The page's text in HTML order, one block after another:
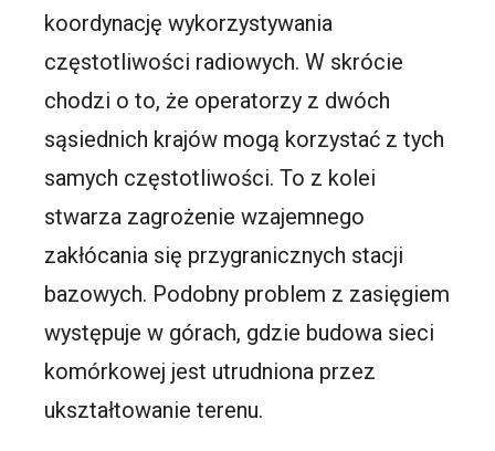
koordynację wykorzystywania
częstotliwości radiowych. W skrócie
chodzi o to, że operatorzy z dwóch
sąsiednich krajów mogą korzystać z tych
samych częstotliwości. To z kolei
stwarza zagrożenie wzajemnego
zakłócania się przygranicznych stacji
bazowych. Podobny problem z zasięgiem
występuje w górach, gdzie budowa sieci
komórkowej jest utrudniona przez
ukształtowanie terenu.